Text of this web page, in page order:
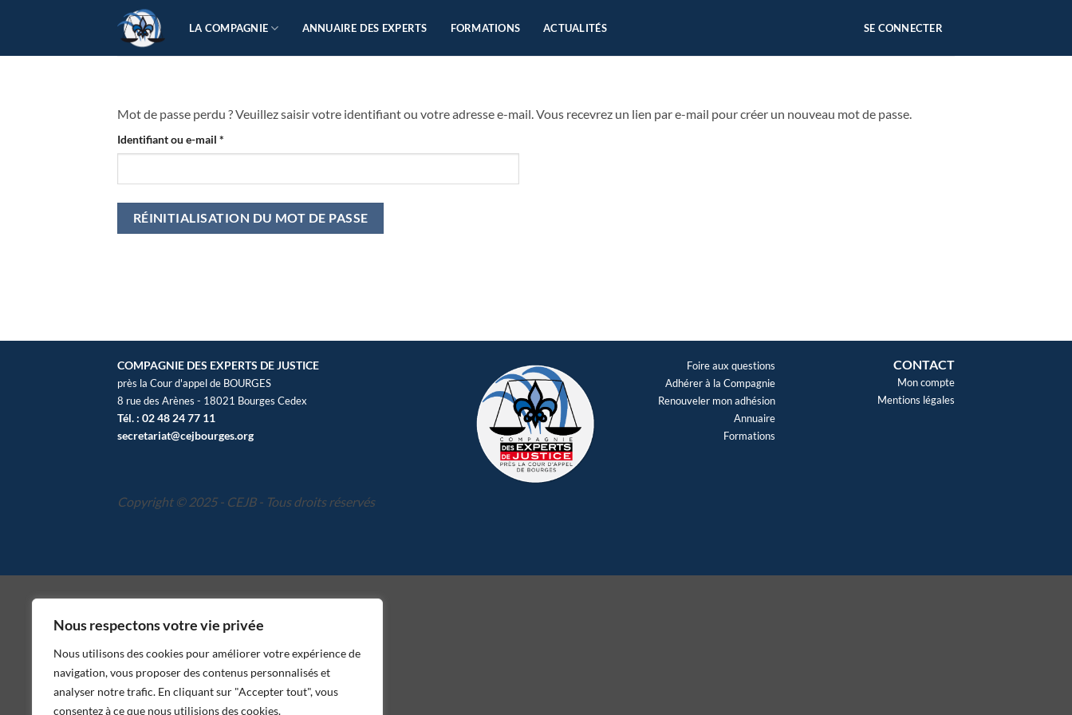
Nous respectons votre vie privée
Nous utilisons des cookies pour améliorer votre expérience de
navigation, vous proposer des contenus personnalisés et
analyser notre trafic. En cliquant sur "Accepter tout", vous
consentez à ce que nous utilisions des cookies.
LA COMPAGNIE ANNUAIRE DES EXPERTS FORMATIONS ACTUALITÉS SE CONNECTER
Mot de passe perdu ? Veuillez saisir votre identifiant ou votre adresse e-mail. Vous recevrez un lien par e-mail pour créer un nouveau mot de passe.
Identifiant ou e-mail *
RÉINITIALISATION DU MOT DE PASSE
COMPAGNIE DES EXPERTS DE JUSTICE
près la Cour d'appel de BOURGES
8 rue des Arènes - 18021 Bourges Cedex
Tél. : 02 48 24 77 11
secretariat@cejbourges.org
Copyright © 2025 - CEJB - Tous droits réservés
Foire aux questions
Adhérer à la Compagnie
Renouveler mon adhésion
Annuaire
Formations
CONTACT
Mon compte
Mentions légales